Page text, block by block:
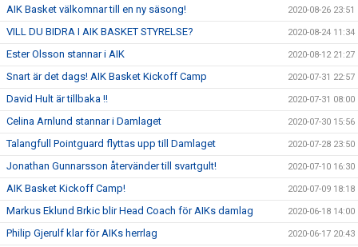
AIK Basket välkomnar till en ny säsong! 2020-08-26 23:51
VILL DU BIDRA I AIK BASKET STYRELSE? 2020-08-24 11:34
Ester Olsson stannar i AIK 2020-08-12 21:27
Snart är det dags! AIK Basket Kickoff Camp 2020-07-31 22:57
David Hult är tillbaka !! 2020-07-31 08:00
Celina Arnlund stannar i Damlaget 2020-07-30 15:56
Talangfull Pointguard flyttas upp till Damlaget 2020-07-28 23:50
Jonathan Gunnarsson återvänder till svartgult! 2020-07-10 16:30
AIK Basket Kickoff Camp! 2020-07-09 18:18
Markus Eklund Brkic blir Head Coach för AIKs damlag 2020-06-18 14:00
Philip Gjerulf klar för AIKs herrlag 2020-06-17 20:43